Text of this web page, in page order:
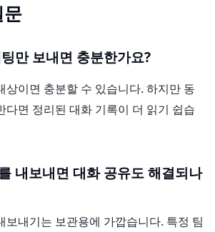
문
만 보내면 충분한가요?
상이면 충분할 수 있습니다. 하지만 동
다면 정리된 대화 기록이 더 읽기 쉽습
내보내면 대화 공유도 해결되나
보내기는 보관용에 가깝습니다. 특정 팀